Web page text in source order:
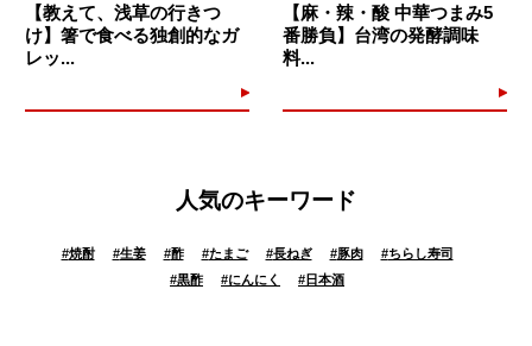
【教えて、浅草の行きつ
け】箸で食べる独創的なガ
レッ...
【麻・辣・酸 中華つまみ5
番勝負】台湾の発酵調味
料...
人気のキーワード
#焼酎 #生姜 #酢 #たまご #長ねぎ #豚肉 #ちらし寿司
#黒酢 #にんにく #日本酒